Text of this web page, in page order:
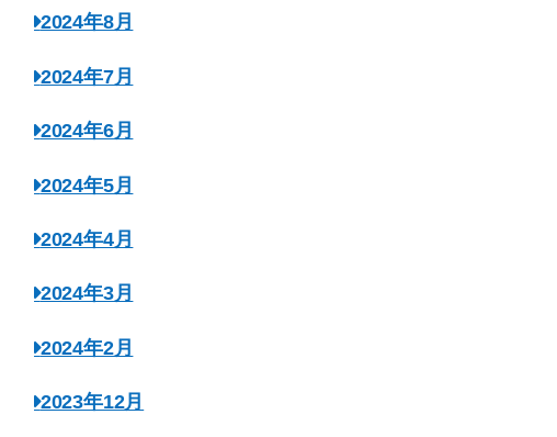
2024年8月
2024年7月
2024年6月
2024年5月
2024年4月
2024年3月
2024年2月
2023年12月